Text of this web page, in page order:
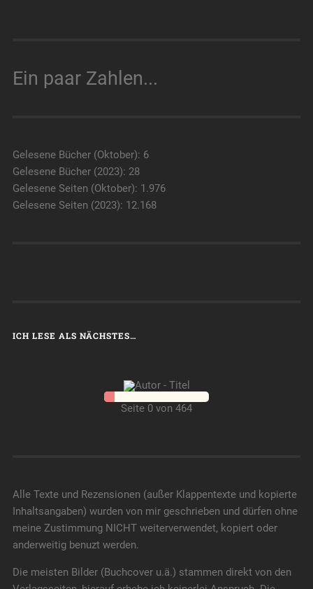
Ein paar Zahlen...
Gelesene Bücher (Oktober): 6
Gelesene Bücher (2023): 28
Gelesene Seiten (Oktober): 1.976
Gelesene Seiten (2023): 12.168
ICH LESE ALS NÄCHSTES…
Seite 0 von 464
Alle Texte und Rezensionen (außer Klappentexte und kopierte
Inhaltsangaben) wurden von mir geschrieben und dürfen ohne
meine Zustimmung NICHT weiterverwendet, kopiert oder
anderweitig benuzt werden.
Die meisten Bilder (Buchcover u.ä.) stammen direkt von den